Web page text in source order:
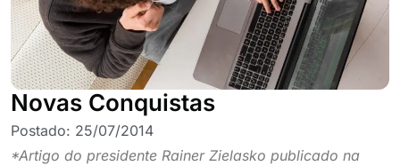
Novas Conquistas
Postado: 25/07/2014
*Artigo do presidente Rainer Zielasko publicado na